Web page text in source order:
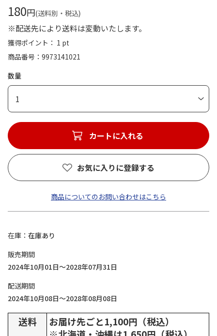
180円(送料別・税込)
※配送先により送料は変動いたします。
獲得ポイント： 1 pt
商品番号
9973141021
数量
1
カートに入れる
お気に入りに登録する
商品についてのお問い合わせはこちら
在庫
在庫あり
販売期間
2024年10月01日～2028年07月31日
配送期間
2024年10月08日～2028年08月08日
送料
お届け先ごと1,100円（税込）